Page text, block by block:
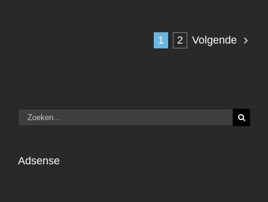
1 2 Volgende
Zoeken
naar:
Adsense